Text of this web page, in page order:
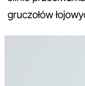
gruczołów